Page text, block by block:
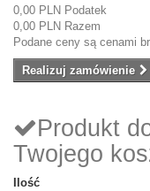
0,00 PLN Podatek
0,00 PLN Razem
Podane ceny są cenami
Realizuj zamówienie
Produkt
Twojego
Ilość